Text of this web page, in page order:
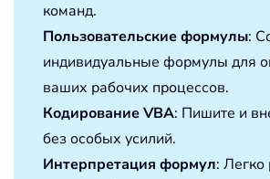
команд.
Пользовательские формулы:
индивидуальные формулы для
ваших рабочих процессов.
Кодирование VBA: Пишите и
без особых усилий.
Интерпретация формул: Легко